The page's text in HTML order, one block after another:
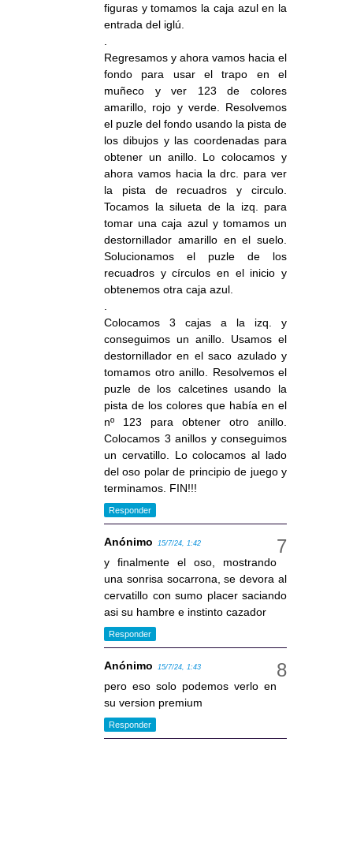
figuras y tomamos la caja azul en la
entrada del iglú.
Regresamos y ahora vamos hacia el
fondo para usar el trapo en el
muñeco y ver 123 de colores
amarillo, rojo y verde. Resolvemos
el puzle del fondo usando la pista de
los dibujos y las coordenadas para
obtener un anillo. Lo colocamos y
ahora vamos hacia la drc. para ver
la pista de recuadros y circulo.
Tocamos la silueta de la izq. para
tomar una caja azul y tomamos un
destornillador amarillo en el suelo.
Solucionamos el puzle de los
recuadros y círculos en el inicio y
obtenemos otra caja azul.
Colocamos 3 cajas a la izq. y
conseguimos un anillo. Usamos el
destornillador en el saco azulado y
tomamos otro anillo. Resolvemos el
puzle de los calcetines usando la
pista de los colores que había en el
nº 123 para obtener otro anillo.
Colocamos 3 anillos y conseguimos
un cervatillo. Lo colocamos al lado
del oso polar de principio de juego y
terminamos. FIN!!!
Responder
Anónimo 15/7/24, 1:42
y finalmente el oso, mostrando
una sonrisa socarrona, se devora al
cervatillo con sumo placer saciando
asi su hambre e instinto cazador
Responder
Anónimo 15/7/24, 1:43
pero eso solo podemos verlo en
su version premium
Responder